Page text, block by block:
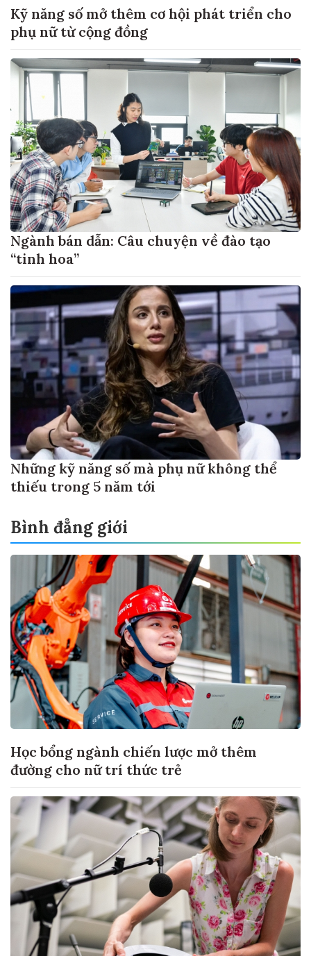
Kỹ năng số mở thêm cơ hội phát triển cho
phụ nữ từ cộng đồng
Ngành bán dẫn: Câu chuyện về đào tạo
“tinh hoa”
Những kỹ năng số mà phụ nữ không thể
thiếu trong 5 năm tới
Bình đẳng giới
Học bổng ngành chiến lược mở thêm
đường cho nữ trí thức trẻ